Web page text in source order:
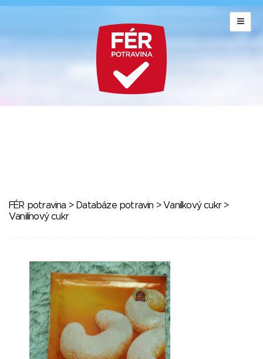
FÉR potravina > Databáze potravin > Vanilkový cukr>
Vanilínový cukr